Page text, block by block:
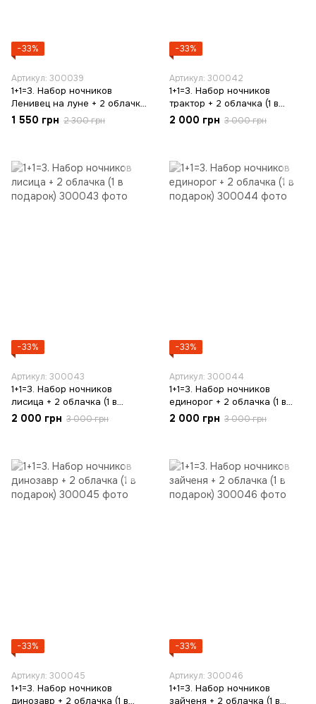
−33%
Артикул: 300039
1+1=3. Набор ночников
Ленивец на луне + 2 облачка
в (1 в подарок)
1 550 грн 2 300 грн
−33%
Артикул: 300042
1+1=3. Набор ночников
трактор + 2 облачка (1 в
подарок)
2 000 грн 3 000 грн
−33%
Артикул: 300043
1+1=3. Набор ночников
лисица + 2 облачка (1 в
подарок)
2 000 грн 3 000 грн
−33%
Артикул: 300044
1+1=3. Набор ночников
единорог + 2 облачка (1 в
подарок)
2 000 грн 3 000 грн
−33%
Артикул: 300045
1+1=3. Набор ночников
динозавр + 2 облачка (1 в
−33%
Артикул: 300046
1+1=3. Набор ночников
зайченя + 2 облачка (1 в